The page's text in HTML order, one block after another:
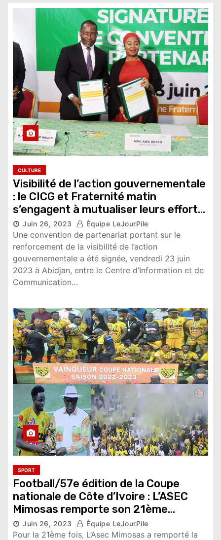
CULTURE
Visibilité de l’action gouvernementale
: le CICG et Fraternité matin
s’engagent à mutualiser leurs efforts
10,676 vues
Juin 26, 2023 Équipe LeJourPile
Une convention de partenariat portant sur le
renforcement de la visibilité de l’action
gouvernementale a été signée, vendredi 23 juin
2023 à Abidjan, entre le Centre d’Information et de
Communication…
SPORT
Football/57e édition de la Coupe
nationale de Côte d’Ivoire : L’ASEC
Mimosas remporte son 21ème
trophée
10,554 vues
Juin 26, 2023 Équipe LeJourPile
Pour la 21ème fois, L’Asec Mimosas a remporté la